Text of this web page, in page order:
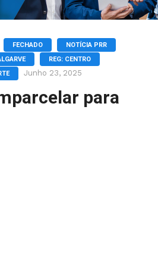
FECHADO
NOTÍCIA PRR
REG: CENTRO
Junho 23, 2025
para